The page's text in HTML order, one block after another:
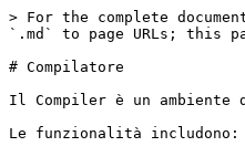
> For the complete
`.md` to page URLs; this
# Compilatore
Il Compiler è un
Le funzionalità includono: